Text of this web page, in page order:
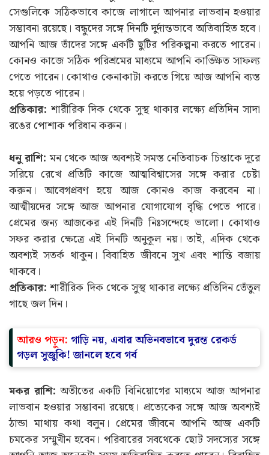
সেগুলিকে সঠিকভাবে কাজে লাগালে আপনার লাভবান হওয়ার
সম্ভাবনা রয়েছে। বন্ধুদের সঙ্গে দিনটি দুর্দান্তভাবে অতিবাহিত হবে।
আপনি আজ তাঁদের সঙ্গে একটি ছুটির পরিকল্পনা করতে পারেন।
কোনও কাজে সঠিক পরিশ্রমের মাধ্যমে আপনি কাঙ্ক্ষিত সাফল্য
পেতে পারেন। কোথাও কেনাকাটা করতে গিয়ে আজ আপনি ব্যস্ত
হয়ে পড়তে পারেন।
প্রতিকার: শারীরিক দিক থেকে সুস্থ থাকার লক্ষ্যে প্রতিদিন সাদা
রঙের পোশাক পরিধান করুন।
ধনু রাশি: মন থেকে আজ অবশ্যই সমস্ত নেতিবাচক চিন্তাকে দূরে
সরিয়ে রেখে প্রতিটি কাজে আত্মবিশ্বাসের সঙ্গে করার চেষ্টা
করুন। আবেগপ্রবণ হয়ে আজ কোনও কাজ করবেন না।
আত্মীয়দের সঙ্গে আজ আপনার যোগাযোগ বৃদ্ধি পেতে পারে।
প্রেমের জন্য আজকের এই দিনটি নিঃসন্দেহে ভালো। কোথাও
সফর করার ক্ষেত্রে এই দিনটি অনুকূল নয়। তাই, এদিক থেকে
অবশ্যই সতর্ক থাকুন। বিবাহিত জীবনে সুখ এবং শান্তি বজায়
থাকবে।
প্রতিকার: শারীরিক দিক থেকে সুস্থ থাকার লক্ষ্যে প্রতিদিন তেঁতুল
গাছে জল দিন।
আরও পড়ুন: গাড়ি নয়, এবার অভিনবভাবে দুরন্ত রেকর্ড
গড়ল সুজুকি! জানলে হবে গর্ব
মকর রাশি: অতীতের একটি বিনিয়োগের মাধ্যমে আজ আপনার
লাভবান হওয়ার সম্ভাবনা রয়েছে। প্রত্যেকের সঙ্গে আজ অবশ্যই
ঠান্ডা মাথায় কথা বলুন। প্রেমের জীবনে আপনি আজ একটি
চমকের সম্মুখীন হবেন। পরিবারের সবথেকে ছোট সদস্যের সঙ্গে